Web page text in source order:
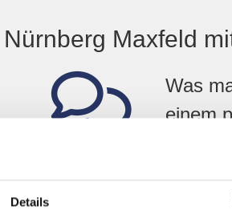
Details
Maxfeld
Was
einem
Hegerich